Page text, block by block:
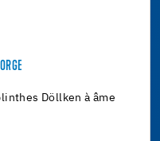
Döllken à âme